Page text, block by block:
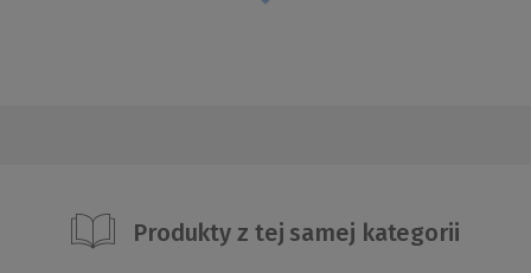
Produkty z tej samej kategorii